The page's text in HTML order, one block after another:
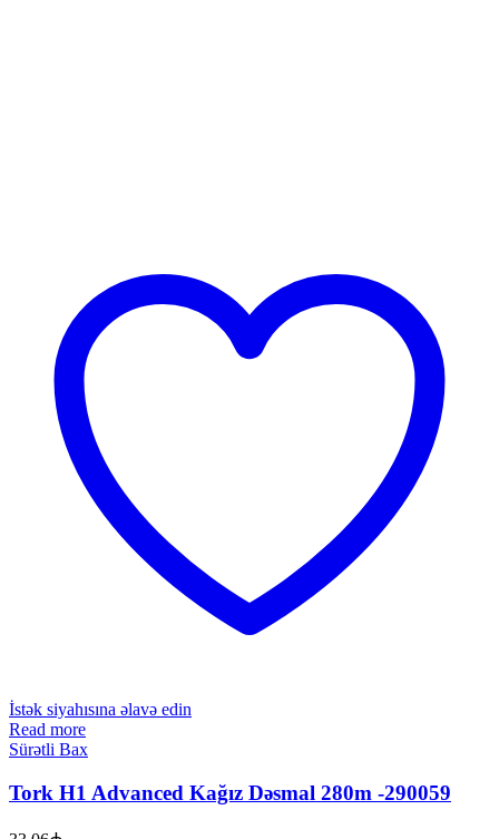
İstək siyahısına əlavə edin
Read more
Sürətli Bax
Tork H1 Advanced Kağız Dəsmal 280m -290059